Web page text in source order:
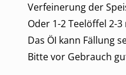
Verfeinerung der
Oder 1-2 Teelöffel 2-
Das ÖI kann Fällung
Bitte vor Gebrauch